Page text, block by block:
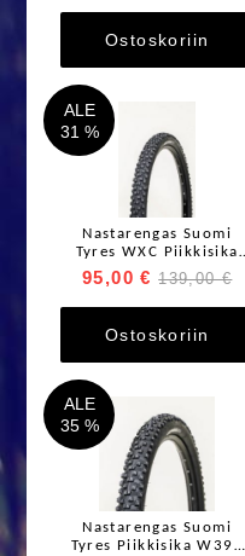
Ostoskoriin
ALE
31 %
Nastarengas Suomi
Tyres WXC Piikkisika
W408 29 x 2.35"
95,00 € 139,00 €
Ostoskoriin
ALE
35 %
Nastarengas Suomi
Tyres Piikkisika W396